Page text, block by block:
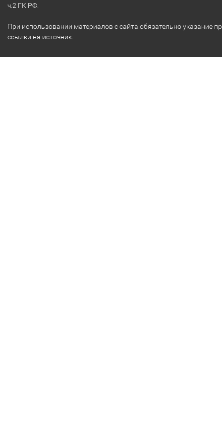
ч.2 ГК РФ.
При использовании материалов с сайта обязательно указание
ссылки на источник.